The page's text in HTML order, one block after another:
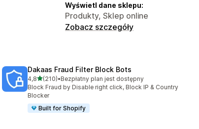
Wyświetl dane sklepu:
Produkty, Sklep online
Zobacz szczegóły
Dakaas Fraud Filter Block Bots
4,8na 5 gwiazdek
(210)
Łączna liczba recenzji: 210
•Bezpłatny plan jest dostępny
Block Fraud by Disable right click, Block IP & Country
Blocker
Built for Shopify